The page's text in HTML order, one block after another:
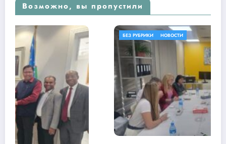
Возможно, вы пропустили
НОВОСТИ